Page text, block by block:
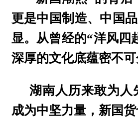
更是中国制造、中国
显。从曾经的“洋风四
深厚的文化底蕴密不
湖南人历来敢为人
成为中坚力量，新国